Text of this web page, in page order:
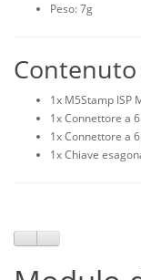
Peso: 7g
1x M5Stamp ISP
1x Connettore a
1x Connettore a
1x Chiave